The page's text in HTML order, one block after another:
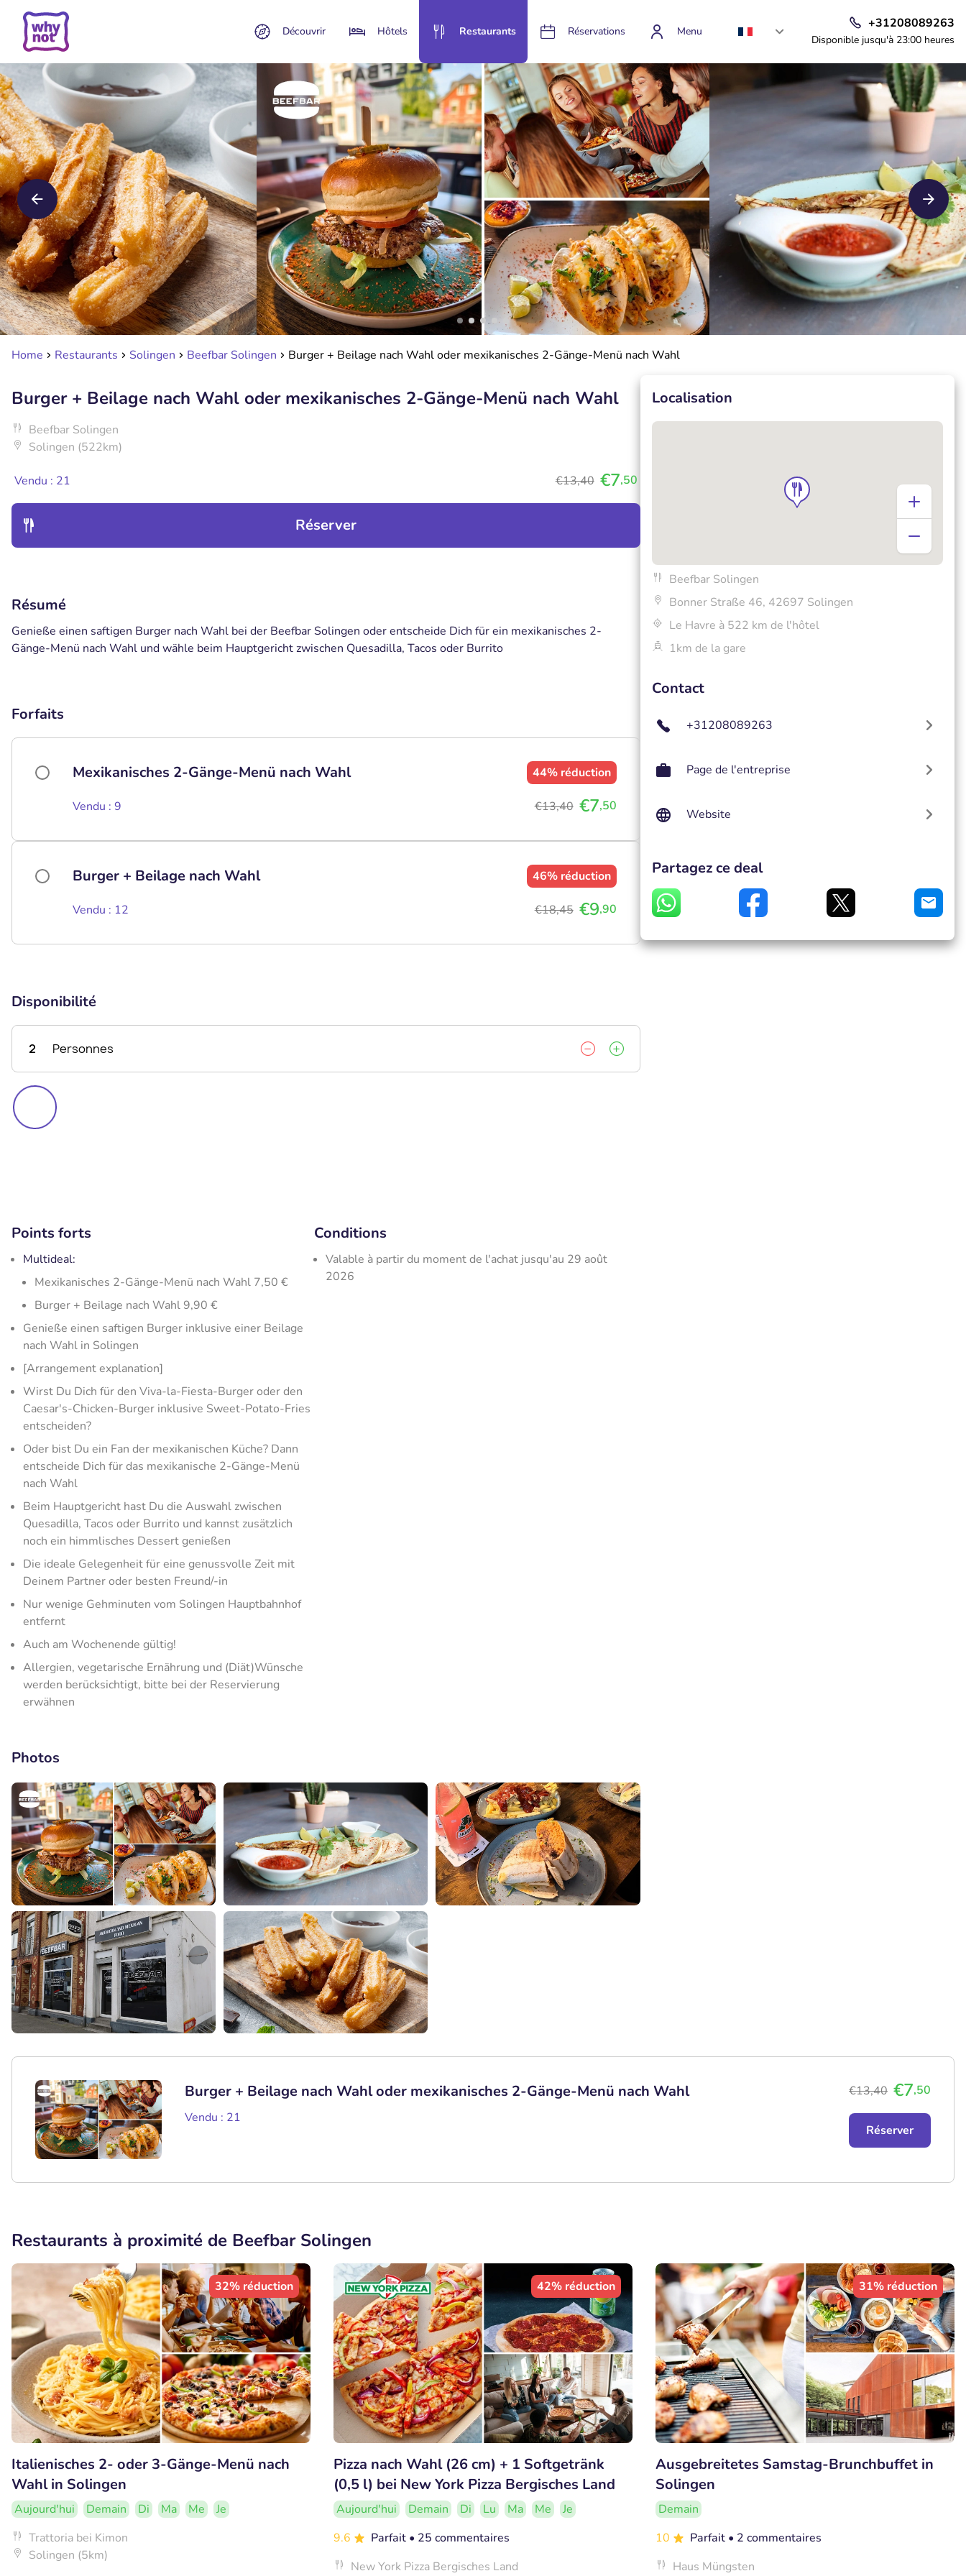
Découvrir Hôtels Restaurants Réservations Menu
+31208089263
Disponible jusqu'à 23:00 heures
Home Restaurants Solingen Beefbar Solingen Burger + Beilage nach Wahl oder mexikanisches 2-Gänge-Menü nach Wahl
Burger + Beilage nach Wahl oder mexikanisches 2-Gänge-Menü nach Wahl
Beefbar Solingen
Solingen (522km)
Vendu : 21 €13,40 €7,50
Réserver
Résumé
Genieße einen saftigen Burger nach Wahl bei der Beefbar Solingen oder entscheide Dich für ein mexikanisches 2-
Gänge-Menü nach Wahl und wähle beim Hauptgericht zwischen Quesadilla, Tacos oder Burrito
Forfaits
Mexikanisches 2-Gänge-Menü nach Wahl 44% réduction
Vendu : 9 €13,40 €7,50
Burger + Beilage nach Wahl 46% réduction
Vendu : 12 €18,45 €9,90
Disponibilité
2 Personnes
Points forts
Multideal:
Mexikanisches 2-Gänge-Menü nach Wahl 7,50 €
Burger + Beilage nach Wahl 9,90 €
Genieße einen saftigen Burger inklusive einer Beilage
nach Wahl in Solingen
[Arrangement explanation]
Wirst Du Dich für den Viva-la-Fiesta-Burger oder den
Caesar's-Chicken-Burger inklusive Sweet-Potato-Fries
entscheiden?
Oder bist Du ein Fan der mexikanischen Küche? Dann
entscheide Dich für das mexikanische 2-Gänge-Menü
nach Wahl
Beim Hauptgericht hast Du die Auswahl zwischen
Quesadilla, Tacos oder Burrito und kannst zusätzlich
noch ein himmlisches Dessert genießen
Die ideale Gelegenheit für eine genussvolle Zeit mit
Deinem Partner oder besten Freund/-in
Nur wenige Gehminuten vom Solingen Hauptbahnhof
entfernt
Auch am Wochenende gültig!
Allergien, vegetarische Ernährung und (Diät)Wünsche
werden berücksichtigt, bitte bei der Reservierung
erwähnen
Conditions
Valable à partir du moment de l'achat jusqu'au 29 août
2026
Photos
Localisation
Beefbar Solingen
Bonner Straße 46, 42697 Solingen
Le Havre à 522 km de l'hôtel
1km de la gare
Contact
+31208089263
Page de l'entreprise
Website
Partagez ce deal
Burger + Beilage nach Wahl oder mexikanisches 2-Gänge-Menü nach Wahl
Vendu : 21
€13,40 €7,50
Réserver
Restaurants à proximité de Beefbar Solingen
32% réduction
Italienisches 2- oder 3-Gänge-Menü nach
Wahl in Solingen
Aujourd'hui Demain Di Ma Me
Je
Trattoria bei Kimon
Solingen (5km)
42% réduction
Pizza nach Wahl (26 cm) + 1 Softgetränk
(0,5 l) bei New York Pizza Bergisches Land
Aujourd'hui Demain Di Lu Ma Me
Je
9.6
Parfait • 25 commentaires
New York Pizza Bergisches Land
31% réduction
Ausgebreitetes Samstag-Brunchbuffet in
Solingen
Demain
10
Parfait • 2 commentaires
Haus Müngsten